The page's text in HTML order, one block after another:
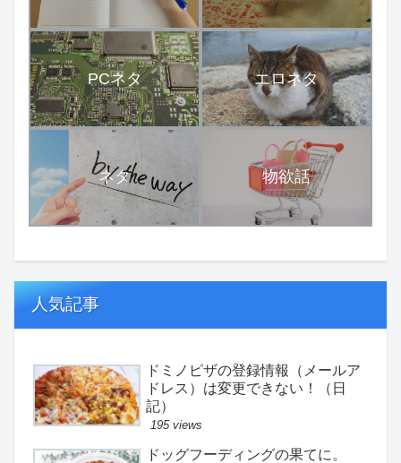
PCネタ エロネタ
ネタ 物欲話
人気記事
ドミノピザの登録情報（メールア
ドレス）は変更できない！（日
記）
195 views
ドッグフーディングの果てに。